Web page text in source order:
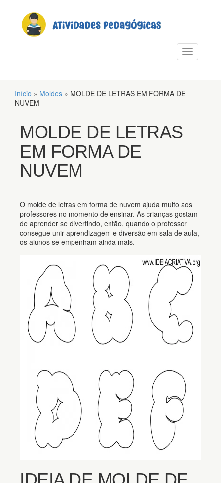
Alternar
Início » Moldes » MOLDE DE LETRAS EM FORMA DE
NUVEM
MOLDE DE LETRAS
EM FORMA DE
NUVEM
O molde de letras em forma de nuvem ajuda muito aos
professores no momento de ensinar. As crianças gostam
de aprender se divertindo, então, quando o professor
consegue unir aprendizagem e diversão em sala de aula,
os alunos se empenham ainda mais.